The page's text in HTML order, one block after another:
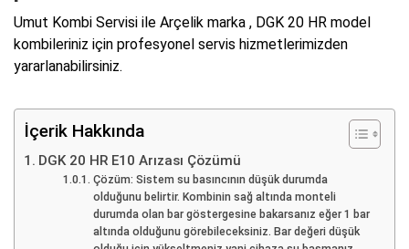
Umut Kombi Servisi ile Arçelik marka , DGK 20 HR model
kombileriniz için profesyonel servis hizmetlerimizden
yararlanabilirsiniz.
İçerik Hakkında
DGK 20 HR E10 Arızası Çözümü
Çözüm: Sistem su basıncının düşük durumda
olduğunu belirtir. Kombinin sağ altında monteli
durumda olan bar göstergesine bakarsanız eğer 1 bar
altında olduğunu görebileceksiniz. Bar değeri düşük